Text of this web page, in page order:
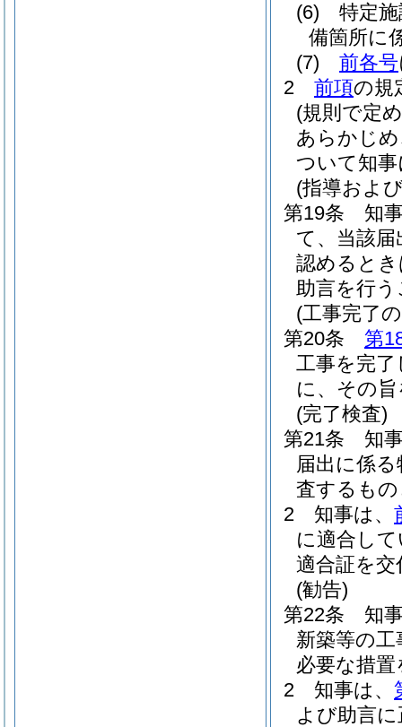
(6)
特定
備箇所に
(7)
前各号
2
前項の規
(規則で定
あらかじ
ついて知
(指導およ
第19条
知
て、当該
認めると
助言を行
(工事完了
第20条
第
工事を完
に、その
(完了検査)
第21条
知
届出に係
査するも
2
知事は、
に適合し
適合証を
(勧告)
第22条
知
新築等の
必要な措
2
知事は、
よび助言